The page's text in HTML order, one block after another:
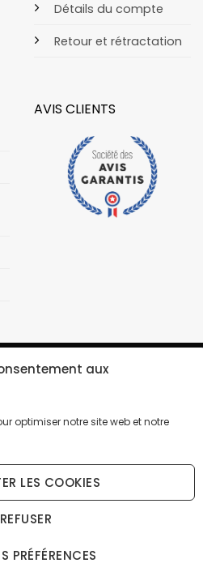
aux
optimiser notre site web et notre
LES COOKIES
REFUSER
PRÉFÉRENCES
Détails du compte
Retour et rétractation
AVIS CLIENTS
Tous droits réservés
- Téléphone : 09.75.23.60.62
au contrat ici
jours) — gratuit, sans connexion